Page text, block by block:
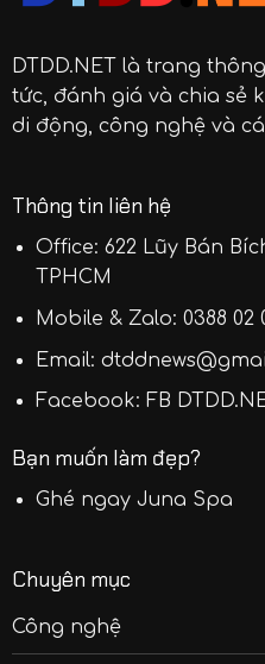
DTDD.NET là trang
tức, đánh giá và chia sẻ
di động, công nghệ và
Thông tin liên hệ
Office: 622 Lũy Bán
TPHCM
Mobile & Zalo:0388 02
Email:
Facebook: FB
Bạn muốn làm đẹp?
Ghé ngayJuna Spa
Chuyên mục
Công nghệ